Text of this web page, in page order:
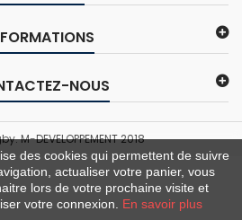
M-DEVELOPPEMENT 2018
NOUS
des cookies qui permettent de suivre
actualiser votre panier, vous
lors de votre prochaine visite et
votre connexion. En savoir plus